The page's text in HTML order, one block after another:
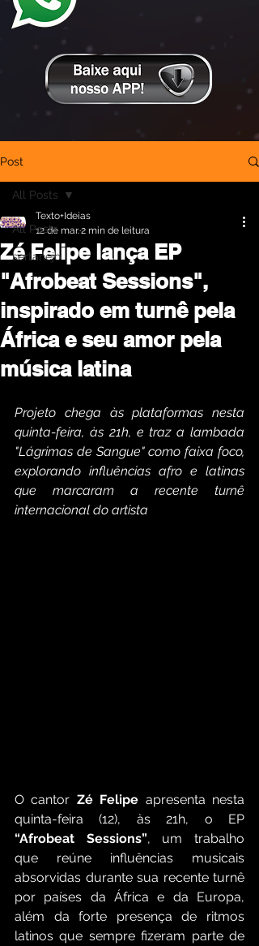
Post
All Posts
sertanejo
All Posts
Zé Felipe lança EP
"Afrobeat Sessions",
inspirado em turnê pela
África e seu amor pela
música latina
Texto+Ideias
12 de mar.2 min de leitura
Projeto chega às plataformas nesta
quinta-feira, às 21h, e traz a lambada
"Lágrimas de Sangue" como faixa foco,
explorando influências afro e latinas
que marcaram a recente turnê
internacional do artista
O cantor Zé Felipe apresenta nesta
“Afrobeat Sessions”, um trabalho
que reúne influências musicais
absorvidas durante sua recente turnê
por países da África e da Europa,
além da forte presença de ritmos
latinos que sempre fizeram parte de